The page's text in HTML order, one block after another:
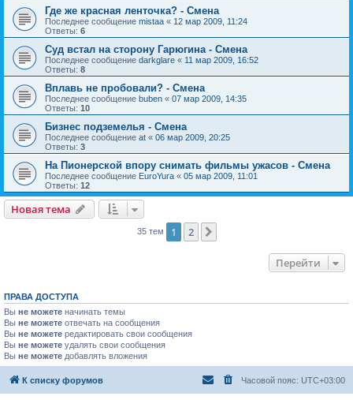
Где же красная ленточка? - Смена
Последнее сообщение mistaa « 12 мар 2009, 11:24
Ответы: 6
Суд встал на сторону Гарюгина - Смена
Последнее сообщение darkglare « 11 мар 2009, 16:52
Ответы: 8
Вплавь не пробовали? - Смена
Последнее сообщение buben « 07 мар 2009, 14:35
Ответы: 10
Бизнес подземелья - Смена
Последнее сообщение at « 06 мар 2009, 20:25
Ответы: 3
На Пионерской впору снимать фильмы ужасов - Смена
Последнее сообщение EuroYura « 05 мар 2009, 11:01
Ответы: 12
Новая тема
35 тем 1 2
Перейти
ПРАВА ДОСТУПА
Вы не можете начинать темы
Вы не можете отвечать на сообщения
Вы не можете редактировать свои сообщения
Вы не можете удалять свои сообщения
Вы не можете добавлять вложения
К списку форумов Часовой пояс: UTC+03:00